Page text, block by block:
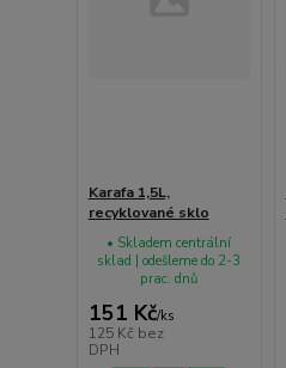
Karafa 1,5L,
recyklované sklo
151 Kč/ks
125 Kč bez
DPH
• Skladem centrální
sklad | odešleme do 2-3
prac. dnů